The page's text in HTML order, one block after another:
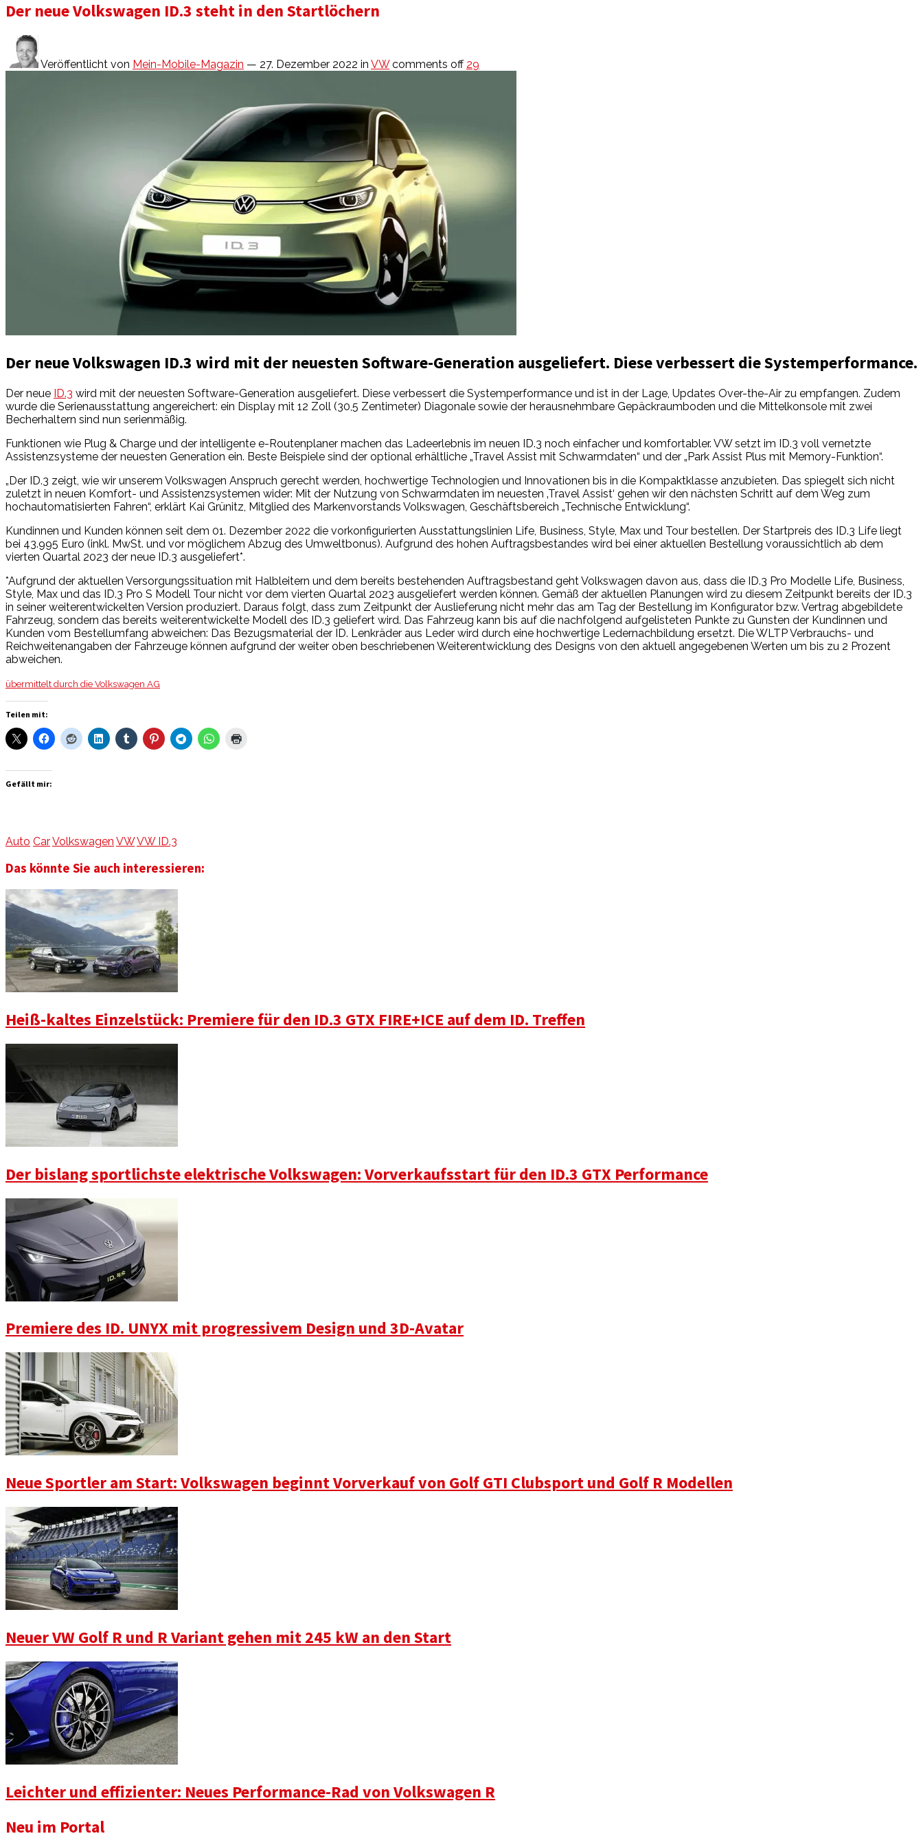
Der neue Volkswagen ID.3 steht in den Startlöchern
Veröffentlicht von Mein-Mobile-Magazin — 27. Dezember 2022 in VW comments off 29
Der neue Volkswagen ID.3 wird mit der neuesten Software-Generation ausgeliefert. Diese verbessert die Systemperformance.
Der neue ID.3 wird mit der neuesten Software-Generation ausgeliefert. Diese verbessert die Systemperformance und ist in der Lage, Updates Over-the-Air zu empfangen. Zudem
wurde die Serienausstattung angereichert: ein Display mit 12 Zoll (30,5 Zentimeter) Diagonale sowie der herausnehmbare Gepäckraumboden und die Mittelkonsole mit zwei
Becherhaltern sind nun serienmäßig.
Funktionen wie Plug & Charge und der intelligente e-Routenplaner machen das Ladeerlebnis im neuen ID.3 noch einfacher und komfortabler. VW setzt im ID.3 voll vernetzte
Assistenzsysteme der neuesten Generation ein. Beste Beispiele sind der optional erhältliche „Travel Assist mit Schwarmdaten“ und der „Park Assist Plus mit Memory-Funktion“.
„Der ID.3 zeigt, wie wir unserem Volkswagen Anspruch gerecht werden, hochwertige Technologien und Innovationen bis in die Kompaktklasse anzubieten. Das spiegelt sich nicht
zuletzt in neuen Komfort- und Assistenzsystemen wider: Mit der Nutzung von Schwarmdaten im neuesten ‚Travel Assist‘ gehen wir den nächsten Schritt auf dem Weg zum
hochautomatisierten Fahren“, erklärt Kai Grünitz, Mitglied des Markenvorstands Volkswagen, Geschäftsbereich „Technische Entwicklung“.
Kundinnen und Kunden können seit dem 01. Dezember 2022 die vorkonfigurierten Ausstattungslinien Life, Business, Style, Max und Tour bestellen. Der Startpreis des ID.3 Life liegt
bei 43.995 Euro (inkl. MwSt. und vor möglichem Abzug des Umweltbonus). Aufgrund des hohen Auftragsbestandes wird bei einer aktuellen Bestellung voraussichtlich ab dem
vierten Quartal 2023 der neue ID.3 ausgeliefert*.
*Aufgrund der aktuellen Versorgungssituation mit Halbleitern und dem bereits bestehenden Auftragsbestand geht Volkswagen davon aus, dass die ID.3 Pro Modelle Life, Business,
Style, Max und das ID.3 Pro S Modell Tour nicht vor dem vierten Quartal 2023 ausgeliefert werden können. Gemäß der aktuellen Planungen wird zu diesem Zeitpunkt bereits der ID.3
in seiner weiterentwickelten Version produziert. Daraus folgt, dass zum Zeitpunkt der Auslieferung nicht mehr das am Tag der Bestellung im Konfigurator bzw. Vertrag abgebildete
Fahrzeug, sondern das bereits weiterentwickelte Modell des ID.3 geliefert wird. Das Fahrzeug kann bis auf die nachfolgend aufgelisteten Punkte zu Gunsten der Kundinnen und
Kunden vom Bestellumfang abweichen: Das Bezugsmaterial der ID. Lenkräder aus Leder wird durch eine hochwertige Ledernachbildung ersetzt. Die WLTP Verbrauchs- und
Reichweitenangaben der Fahrzeuge können aufgrund der weiter oben beschriebenen Weiterentwicklung des Designs von den aktuell angegebenen Werten um bis zu 2 Prozent
abweichen.
übermittelt durch die Volkswagen AG
Teilen mit:
Gefällt mir:
Auto CarVolkswagen VWVW ID.3
Das könnte Sie auch interessieren:
Heiß-kaltes Einzelstück: Premiere für den ID.3 GTX FIRE+ICE auf dem ID. Treffen
Der bislang sportlichste elektrische Volkswagen: Vorverkaufsstart für den ID.3 GTX Performance
Premiere des ID. UNYX mit progressivem Design und 3D-Avatar
Neue Sportler am Start: Volkswagen beginnt Vorverkauf von Golf GTI Clubsport und Golf R Modellen
Neuer VW Golf R und R Variant gehen mit 245 kW an den Start
Leichter und effizienter: Neues Performance-Rad von Volkswagen R
Neu im Portal